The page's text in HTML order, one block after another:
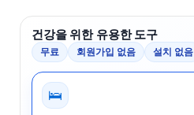
건강을 위한 유용한 도구
무료 회원가입 없음 설치 없음
🛌